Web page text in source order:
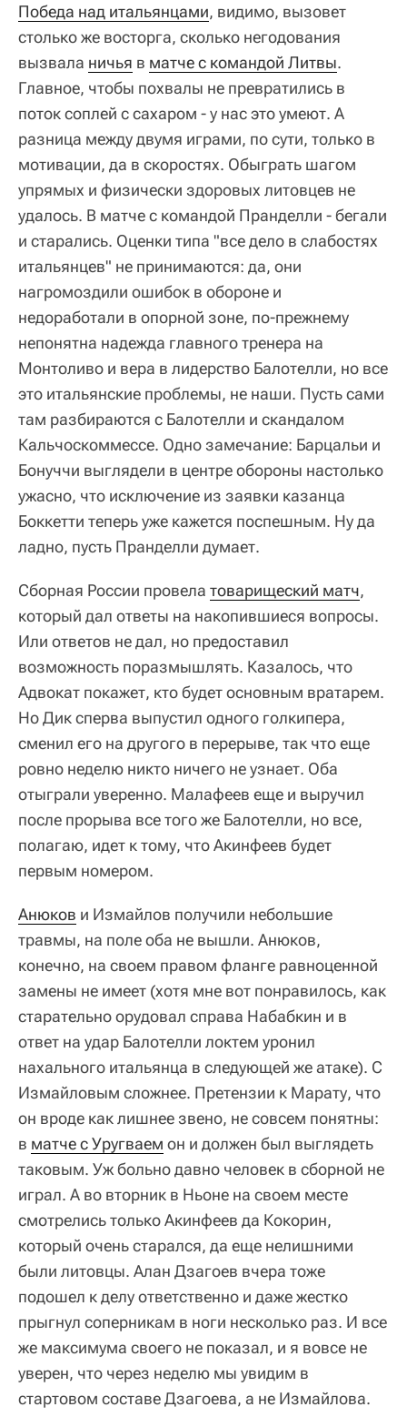
Победа над итальянцами, видимо, вызовет
столько же восторга, сколько негодования
вызвала ничья в матче с командой Литвы.
Главное, чтобы похвалы не превратились в
поток соплей с сахаром - у нас это умеют. А
разница между двумя играми, по сути, только в
мотивации, да в скоростях. Обыграть шагом
упрямых и физически здоровых литовцев не
удалось. В матче с командой Пранделли - бегали
и старались. Оценки типа "все дело в слабостях
итальянцев" не принимаются: да, они
нагромоздили ошибок в обороне и
недоработали в опорной зоне, по-прежнему
непонятна надежда главного тренера на
Монтоливо и вера в лидерство Балотелли, но все
это итальянские проблемы, не наши. Пусть сами
там разбираются с Балотелли и скандалом
Кальчоскоммессе. Одно замечание: Барцальи и
Бонуччи выглядели в центре обороны настолько
ужасно, что исключение из заявки казанца
Боккетти теперь уже кажется поспешным. Ну да
ладно, пусть Пранделли думает.
Сборная России провела товарищеский матч,
который дал ответы на накопившиеся вопросы.
Или ответов не дал, но предоставил
возможность поразмышлять. Казалось, что
Адвокат покажет, кто будет основным вратарем.
Но Дик сперва выпустил одного голкипера,
сменил его на другого в перерыве, так что еще
ровно неделю никто ничего не узнает. Оба
отыграли уверенно. Малафеев еще и выручил
после прорыва все того же Балотелли, но все,
полагаю, идет к тому, что Акинфеев будет
первым номером.
Анюков и Измайлов получили небольшие
травмы, на поле оба не вышли. Анюков,
конечно, на своем правом фланге равноценной
замены не имеет (хотя мне вот понравилось, как
старательно орудовал справа Набабкин и в
ответ на удар Балотелли локтем уронил
нахального итальянца в следующей же атаке). С
Измайловым сложнее. Претензии к Марату, что
он вроде как лишнее звено, не совсем понятны:
в матче с Уругваем он и должен был выглядеть
таковым. Уж больно давно человек в сборной не
играл. А во вторник в Ньоне на своем месте
смотрелись только Акинфеев да Кокорин,
который очень старался, да еще нелишними
были литовцы. Алан Дзагоев вчера тоже
подошел к делу ответственно и даже жестко
прыгнул соперникам в ноги несколько раз. И все
же максимума своего не показал, и я вовсе не
уверен, что через неделю мы увидим в
стартовом составе Дзагоева, а не Измайлова.